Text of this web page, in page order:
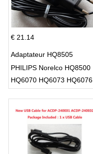
€ 21.14
Adaptateur HQ8505
PHILIPS Norelco HQ8500
HQ6070 HQ6073 HQ6076